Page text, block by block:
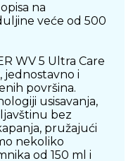
na
veće od 500
WV 5 Ultra Care
jednostavno i
površina.
usisavanja,
bez
pružajući
nekoliko
od 150 ml i